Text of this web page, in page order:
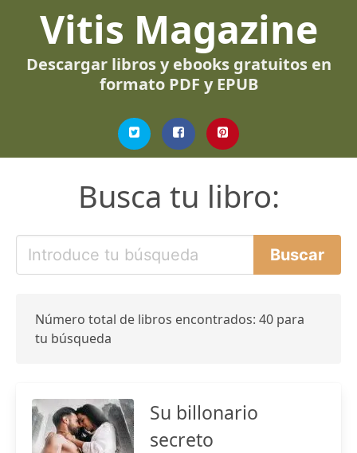
Vitis Magazine
Descargar libros y ebooks gratuitos en
formato PDF y EPUB
Busca tu libro:
Número total de libros encontrados: 40 para
tu búsqueda
Su billonario
secreto